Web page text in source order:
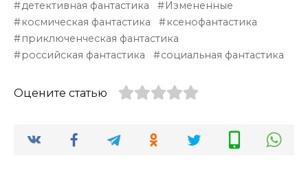
детективная фантастика
Измененные
космическая фантастика
ксенофантастика
приключенческая фантастика
российская фантастика
социальная фантастика
Оцените статью